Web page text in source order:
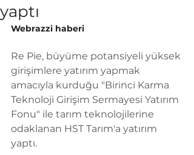
yaptı
Webrazzi haberi
Re Pie, büyüme potansiyeli yüksek
girişimlere yatırım yapmak
amacıyla kurduğu "Birinci Karma
Teknoloji Girişim Sermayesi Yatırım
Fonu" ile tarım teknolojilerine
odaklanan HST Tarım'a yatırım
yaptı.